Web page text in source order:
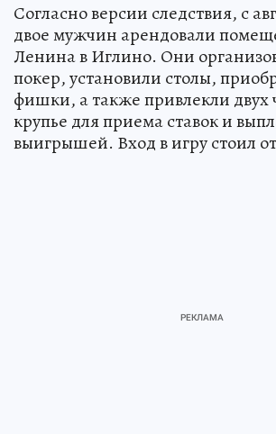
Согласно версии следствия, с
двое мужчин арендовали
Ленина в Иглино. Они
покер, установили столы,
фишки, а также привлекли двух
крупье для приема ставок и
выигрышей. Вход в игру стоил